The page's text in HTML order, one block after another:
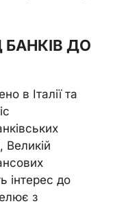
БАНКІВ ДО
в Італії та
Великій
інтерес до
з